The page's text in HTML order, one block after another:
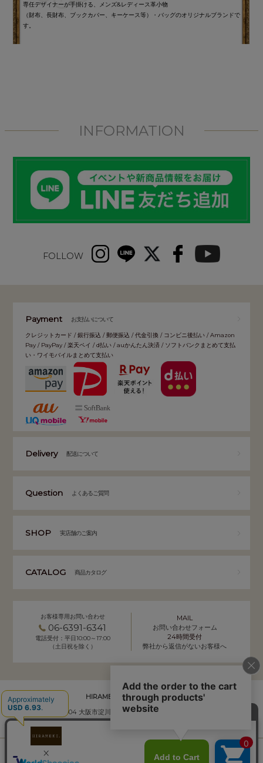
専任デザイナーが手掛ける、メンズ&レディース革小物
（財布、長財布、ブックカバー、キーケース等）・バッグのオリジナルブランドで
す。
INFORMATION
FOLLOW
Payment お支払いについて
クレジットカード / 銀行振込 / 郵便振込 / 代金引換 / コンビニ後払い / Amazon
Pay / PayPay / 楽天ペイ / d払い / auかんたん決済 / ソフトバンクまとめて支払
い・ワイモバイルまとめて支払い
Delivery 配送について
Question よくあるご質問
SHOP 実店舗のご案内
CATALOG 商品カタログ
お客様専用お問い合わせ
06-6391-6341
電話受付：平日10:00～17:00
（土日祝を除く）
MAIL
お問い合わせフォーム
24時間受付
弊社から返信がないお客様へ
HIRAMEKI. 本社 通販事業部
〒532-0004 大阪市淀川区西宮原2-7-50 YSサクラビル B1F
株式会社サクラ衣料 HIRAMEKI.事業部
｜ 会社概要